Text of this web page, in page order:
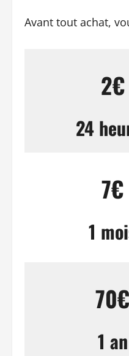
Avant tout achat,
2€
24
7€
1
70€
1 an